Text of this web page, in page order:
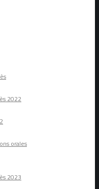
2022
orales
2023